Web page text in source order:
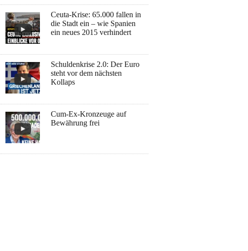
Ceuta-Krise: 65.000 fallen in
die Stadt ein – wie Spanien
ein neues 2015 verhindert
Schuldenkrise 2.0: Der Euro
steht vor dem nächsten
Kollaps
Cum-Ex-Kronzeuge auf
Bewährung frei